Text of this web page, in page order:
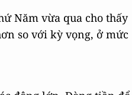
Năm vừa qua cho thấy
so với kỳ vọng, ở mức